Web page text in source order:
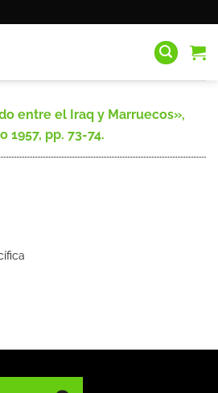
entre el Iraq y Marruecos»,
1957, pp. 73-74.